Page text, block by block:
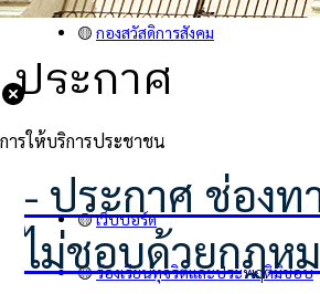
🟡 กองสวัสดิการสังคม
การให้บริการประชาชน
🟡เว็บบอร์ด
🟡ร้องเรียนทุจริตและประพฤติมิชอบ
ประกาศ
- ประกาศ ช่องทางสำหรับเเจ้งเบาะเเสป้ายโฆษณาหรือสิ่งอื่นใดที่รุกล้ำทางสาธารณะที่
ไม่ชอบด้วยกฎห